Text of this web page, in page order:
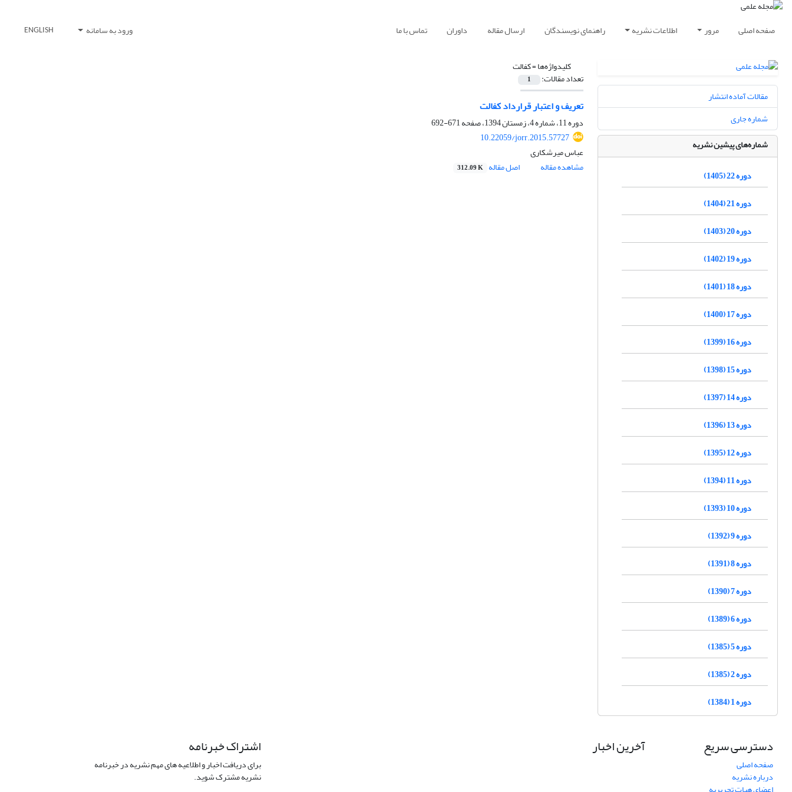
صفحه اصلی مرور اطلاعات نشریه راهنمای نویسندگان ارسال مقاله داوران تماس با ما ورود به سامانه ENGLISH
کلیدواژه‌ها =کفالت
تعداد مقالات: 1
تعریف و اعتبار قرارداد کفالت
دوره 11، شماره 4، زمستان 1394، صفحه
671-692
10.22059/jorr.2015.57727
عباس میرشکاری
مشاهده مقاله
اصل مقاله 312.09 K
مقالات آماده انتشار
شماره جاری
شماره‌های پیشین نشریه
دوره 22 (1405)
دوره 21 (1404)
دوره 20 (1403)
دوره 19 (1402)
دوره 18 (1401)
دوره 17 (1400)
دوره 16 (1399)
دوره 15 (1398)
دوره 14 (1397)
دوره 13 (1396)
دوره 12 (1395)
دوره 11 (1394)
دوره 10 (1393)
دوره 9 (1392)
دوره 8 (1391)
دوره 7 (1390)
دوره 6 (1389)
دوره 5 (1385)
دوره 2 (1385)
دوره 1 (1384)
دسترسی سریع
صفحه اصلی
درباره نشریه
آخرین اخبار اشتراک خبرنامه
برای دریافت اخبار و اطلاعیه های مهم نشریه در خبرنامه
نشریه مشترک شوید.